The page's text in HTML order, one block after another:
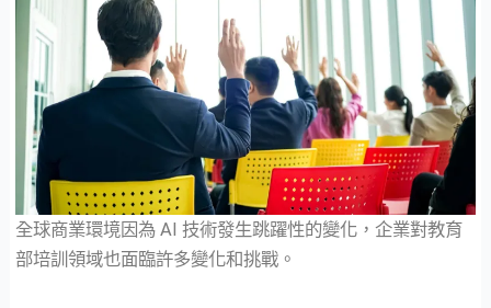
全球商業環境因為 AI 技術發生跳躍性的變化，企業對教育
部培訓領域也面臨許多變化和挑戰。